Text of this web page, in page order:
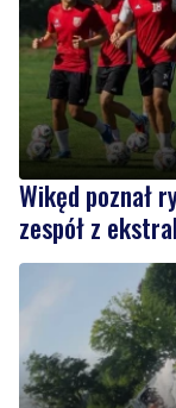
Wikęd poznał
zespół z